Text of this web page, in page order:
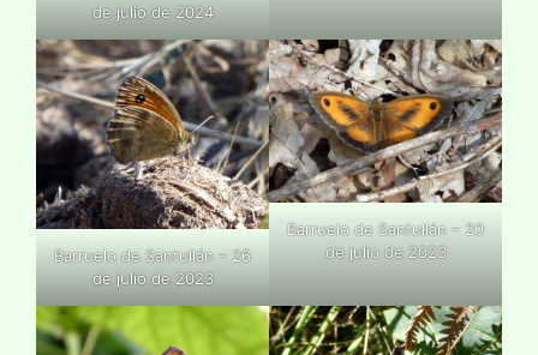
de julio de 2024
Barruelo de Santullán – 26
de julio de 2023
Barruelo de Santullán – 20
de julio de 2023